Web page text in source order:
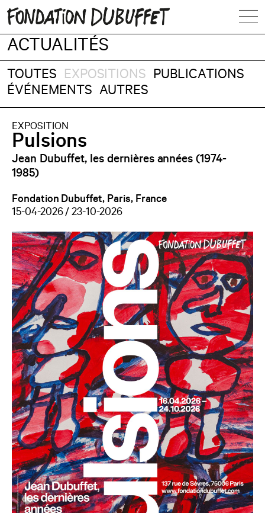
ACTUALITÉS
TOUTES EXPOSITIONS PUBLICATIONS
ÉVÉNEMENTS AUTRES
EXPOSITION
Pulsions
Jean Dubuffet, les dernières années (1974-
1985)
Fondation Dubuffet, Paris, France
15-04-2026 / 23-10-2026